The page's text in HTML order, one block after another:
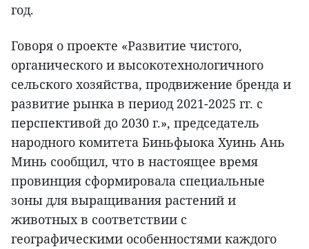
год.
Говоря о проекте «Развитие чистого,
органического и высокотехнологичного
сельского хозяйства, продвижение бренда и
развитие рынка в период 2021-2025 гг. с
перспективой до 2030 г.», председатель
народного комитета Биньфыока Хуинь Ань
Минь сообщил, что в настоящее время
провинция сформировала специальные
зоны для выращивания растений и
животных в соответствии с
географическими особенностями каждого